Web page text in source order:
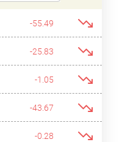
-55.49
-25.83
-1.05
-43.67
-0.28